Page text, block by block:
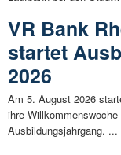
VR Bank
startet
2026
Am 5. August 2026
ihre
Ausbildungsjahrgang. ...